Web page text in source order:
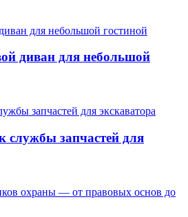
диван для небольшой
службы запчастей для